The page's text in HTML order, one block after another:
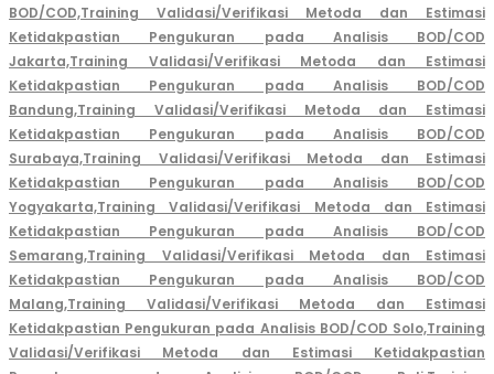
BOD/COD,Training Validasi/Verifikasi Metoda dan Estimasi
Ketidakpastian Pengukuran pada Analisis BOD/COD
Jakarta,Training Validasi/Verifikasi Metoda dan Estimasi
Ketidakpastian Pengukuran pada Analisis BOD/COD
Bandung,Training Validasi/Verifikasi Metoda dan Estimasi
Ketidakpastian Pengukuran pada Analisis BOD/COD
Surabaya,Training Validasi/Verifikasi Metoda dan Estimasi
Ketidakpastian Pengukuran pada Analisis BOD/COD
Yogyakarta,Training Validasi/Verifikasi Metoda dan Estimasi
Ketidakpastian Pengukuran pada Analisis BOD/COD
Semarang,Training Validasi/Verifikasi Metoda dan Estimasi
Ketidakpastian Pengukuran pada Analisis BOD/COD
Malang,Training Validasi/Verifikasi Metoda dan Estimasi
Ketidakpastian Pengukuran pada Analisis BOD/COD Solo,Training
Validasi/Verifikasi Metoda dan Estimasi Ketidakpastian